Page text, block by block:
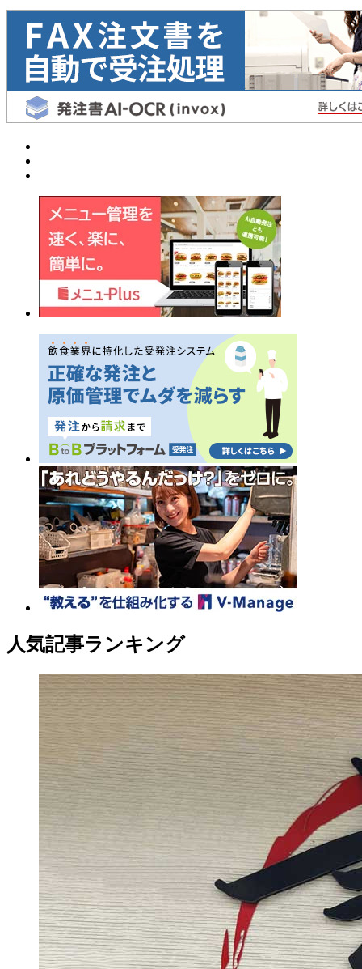
人気記事ランキング